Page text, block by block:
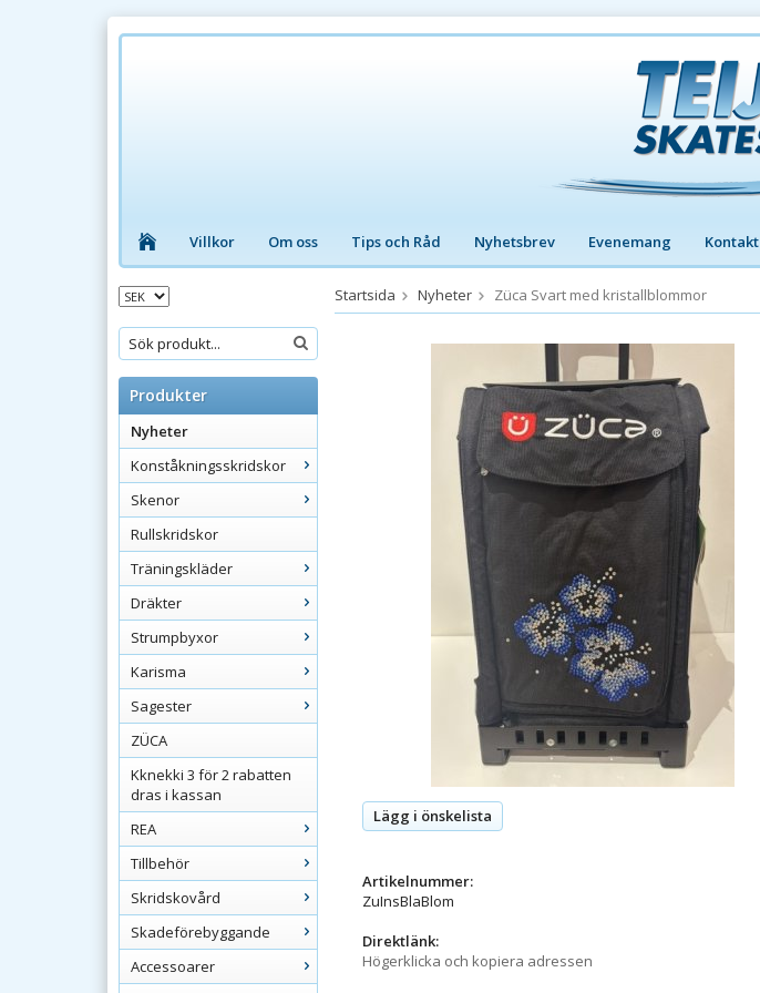
Villkor Om oss Tips och Råd Nyhetsbrev Evenemang Kontakt
Produkter
Nyheter
Konståkningsskridskor
Skenor
Rullskridskor
Träningskläder
Dräkter
Strumpbyxor
Karisma
Sagester
ZÜCA
Kknekki 3 för 2 rabatten
dras i kassan
REA
Tillbehör
Skridskovård
Skadeförebyggande
Accessoarer
Startsida Nyheter Züca Svart med kristallblommor
Lägg i önskelista
Artikelnummer:
ZuInsBlaBlom
Direktlänk:
Högerklicka och kopiera adressen